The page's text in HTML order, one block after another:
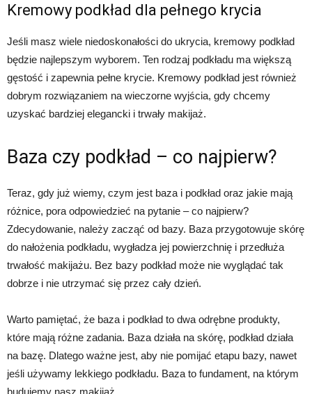
Kremowy podkład dla pełnego krycia
Jeśli masz wiele niedoskonałości do ukrycia, kremowy podkład
będzie najlepszym wyborem. Ten rodzaj podkładu ma większą
gęstość i zapewnia pełne krycie. Kremowy podkład jest również
dobrym rozwiązaniem na wieczorne wyjścia, gdy chcemy
uzyskać bardziej elegancki i trwały makijaż.
Baza czy podkład – co najpierw?
Teraz, gdy już wiemy, czym jest baza i podkład oraz jakie mają
różnice, pora odpowiedzieć na pytanie – co najpierw?
Zdecydowanie, należy zacząć od bazy. Baza przygotowuje skórę
do nałożenia podkładu, wygładza jej powierzchnię i przedłuża
trwałość makijażu. Bez bazy podkład może nie wyglądać tak
dobrze i nie utrzymać się przez cały dzień.
Warto pamiętać, że baza i podkład to dwa odrębne produkty,
które mają różne zadania. Baza działa na skórę, podkład działa
na bazę. Dlatego ważne jest, aby nie pomijać etapu bazy, nawet
jeśli używamy lekkiego podkładu. Baza to fundament, na którym
budujemy nasz makijaż.